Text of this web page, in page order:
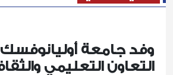
وفد جامعة أوليانوفسك
التعاون التعليمي